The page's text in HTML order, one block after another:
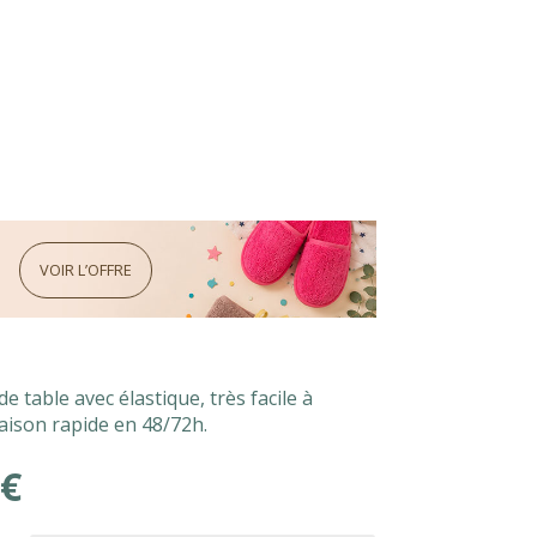
VOIR L’OFFRE
table avec élastique, très facile à
rapide en 48/72h.
€